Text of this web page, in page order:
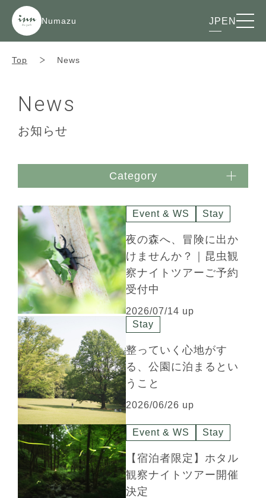
Numazu JP EN
Top News
News
お知らせ
Category
Event & WS Stay
夜の森へ、冒険に出か
けませんか？｜昆虫観
察ナイトツアーご予約
受付中
2026/07/14 up
Stay
整っていく心地がす
る、公園に泊まるとい
うこと
2026/06/26 up
Event & WS Stay
【宿泊者限定】ホタル
観察ナイトツアー開催
決定